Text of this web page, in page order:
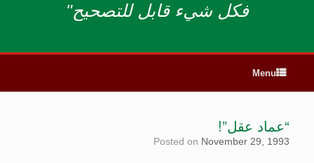
فكل شيء قابل للتصحيح"
Menu
“عماد عقل”!
Posted on November 29, 1993